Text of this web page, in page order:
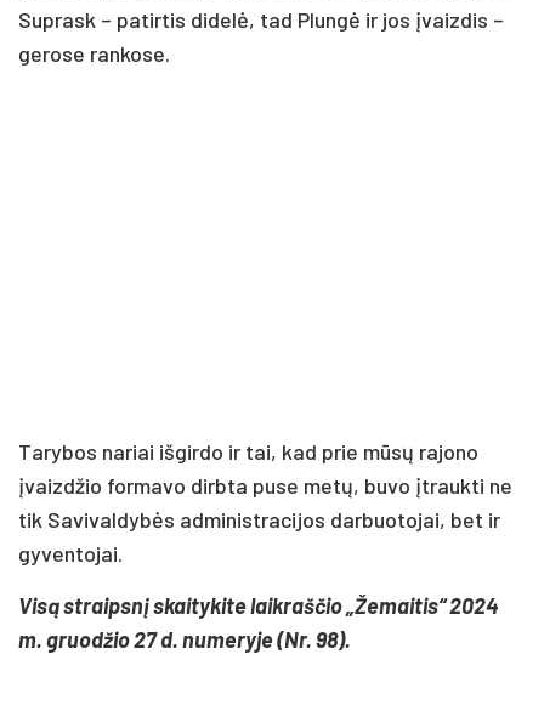
Suprask – patirtis didelė, tad Plungė ir jos įvaizdis –
gerose rankose.
Tarybos nariai išgirdo ir tai, kad prie mūsų rajono
įvaizdžio formavo dirbta puse metų, buvo įtraukti ne
tik Savivaldybės administracijos darbuotojai, bet ir
gyventojai.
Visą straipsnį skaitykite laikraščio „Žemaitis“ 2024
m. gruodžio 27 d. numeryje (Nr. 98).